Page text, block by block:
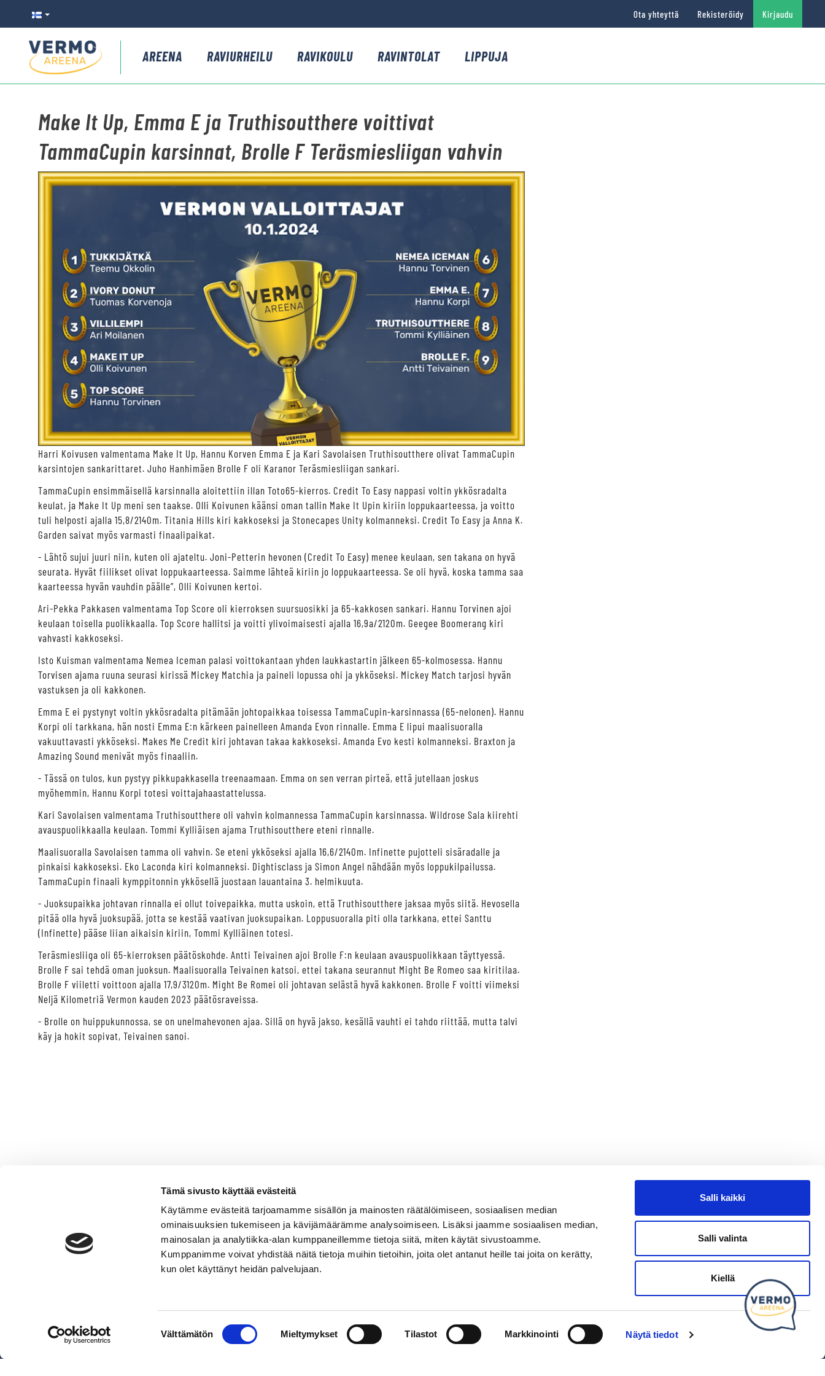
Tämä sivusto käyttää evästeitä
Käytämme evästeitä tarjoamamme sisällön ja mainosten räätälöimiseen, sosiaalisen median
ominaisuuksien tukemiseen ja kävijämäärämme analysoimiseen. Lisäksi jaamme sosiaalisen median,
mainosalan ja analytiikka-alan kumppaneillemme tietoja siitä, miten käytät sivustoamme.
Kumppanimme voivat yhdistää näitä tietoja muihin tietoihin, joita olet antanut heille tai joita on kerätty,
kun olet käyttänyt heidän palvelujaan.
Välttämätön Mieltymykset Tilastot Markkinointi Näytä tiedot
Salli kaikki
Salli valinta
Kiellä
Kysy tapahtumista tai raveista
Ota yhteyttä Rekisteröidy Kirjaudu
AREENA RAVIURHEILU RAVIKOULU RAVINTOLAT LIPPUJA
Make It Up, Emma E ja Truthisoutthere voittivat
TammaCupin karsinnat, Brolle F Teräsmiesliigan vahvin
Harri Koivusen valmentama Make It Up, Hannu Korven Emma E ja Kari Savolaisen Truthisoutthere olivat TammaCupin
karsintojen sankarittaret. Juho Hanhimäen Brolle F oli Karanor Teräsmiesliigan sankari.
TammaCupin ensimmäisellä karsinnalla aloitettiin illan Toto65-kierros. Credit To Easy nappasi voltin ykkösradalta
keulat, ja Make It Up meni sen taakse. Olli Koivunen käänsi oman tallin Make It Upin kiriin loppukaarteessa, ja voitto
tuli helposti ajalla 15,8/2140m. Titania Hills kiri kakkoseksi ja Stonecapes Unity kolmanneksi. Credit To Easy ja Anna K.
Garden saivat myös varmasti finaalipaikat.
- Lähtö sujui juuri niin, kuten oli ajateltu. Joni-Petterin hevonen (Credit To Easy) menee keulaan, sen takana on hyvä
seurata. Hyvät fiilikset olivat loppukaarteessa. Saimme lähteä kiriin jo loppukaarteessa. Se oli hyvä, koska tamma saa
kaarteessa hyvän vauhdin päälle”, Olli Koivunen kertoi.
Ari-Pekka Pakkasen valmentama Top Score oli kierroksen suursuosikki ja 65-kakkosen sankari. Hannu Torvinen ajoi
keulaan toisella puolikkaalla. Top Score hallitsi ja voitti ylivoimaisesti ajalla 16,9a/2120m. Geegee Boomerang kiri
vahvasti kakkoseksi.
Isto Kuisman valmentama Nemea Iceman palasi voittokantaan yhden laukkastartin jälkeen 65-kolmosessa. Hannu
Torvisen ajama ruuna seurasi kirissä Mickey Matchia ja paineli lopussa ohi ja ykköseksi. Mickey Match tarjosi hyvän
vastuksen ja oli kakkonen.
Emma E ei pystynyt voltin ykkösradalta pitämään johtopaikkaa toisessa TammaCupin-karsinnassa (65-nelonen). Hannu
Korpi oli tarkkana, hän nosti Emma E:n kärkeen painelleen Amanda Evon rinnalle. Emma E lipui maalisuoralla
vakuuttavasti ykköseksi. Makes Me Credit kiri johtavan takaa kakkoseksi. Amanda Evo kesti kolmanneksi. Braxton ja
Amazing Sound menivät myös finaaliin.
- Tässä on tulos, kun pystyy pikkupakkasella treenaamaan. Emma on sen verran pirteä, että jutellaan joskus
myöhemmin, Hannu Korpi totesi voittajahaastattelussa.
Kari Savolaisen valmentama Truthisoutthere oli vahvin kolmannessa TammaCupin karsinnassa. Wildrose Sala kiirehti
avauspuolikkaalla keulaan. Tommi Kylliäisen ajama Truthisoutthere eteni rinnalle.
Maalisuoralla Savolaisen tamma oli vahvin. Se eteni ykköseksi ajalla 16,6/2140m. Infinette pujotteli sisäradalle ja
pinkaisi kakkoseksi. Eko Laconda kiri kolmanneksi. Dightisclass ja Simon Angel nähdään myös loppukilpailussa.
TammaCupin finaali kymppitonnin ykkösellä juostaan lauantaina 3. helmikuuta.
- Juoksupaikka johtavan rinnalla ei ollut toivepaikka, mutta uskoin, että Truthisoutthere jaksaa myös siitä. Hevosella
pitää olla hyvä juoksupää, jotta se kestää vaativan juoksupaikan. Loppusuoralla piti olla tarkkana, ettei Santtu
(Infinette) pääse liian aikaisin kiriin, Tommi Kylliäinen totesi.
Teräsmiesliiga oli 65-kierroksen päätöskohde. Antti Teivainen ajoi Brolle F:n keulaan avauspuolikkaan täyttyessä.
Brolle F sai tehdä oman juoksun. Maalisuoralla Teivainen katsoi, ettei takana seurannut Might Be Romeo saa kiritilaa.
Brolle F viiletti voittoon ajalla 17,9/3120m. Might Be Romei oli johtavan selästä hyvä kakkonen. Brolle F voitti viimeksi
Neljä Kilometriä Vermon kauden 2023 päätösraveissa.
- Brolle on huippukunnossa, se on unelmahevonen ajaa. Sillä on hyvä jakso, kesällä vauhti ei tahdo riittää, mutta talvi
käy ja hokit sopivat, Teivainen sanoi.
VERMO AREENA
Talinhuipuntie 13, Helsinki
VERMON RAVIRATA OY
myyntipalvelu@vermo.fi
SEURAA MEITÄ